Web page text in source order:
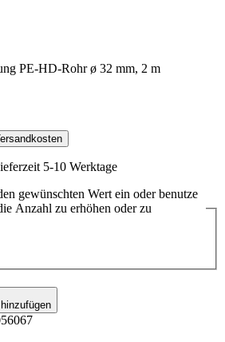
5-10 Werktage
gewünschten Wert ein oder benutze
Anzahl zu erhöhen oder zu